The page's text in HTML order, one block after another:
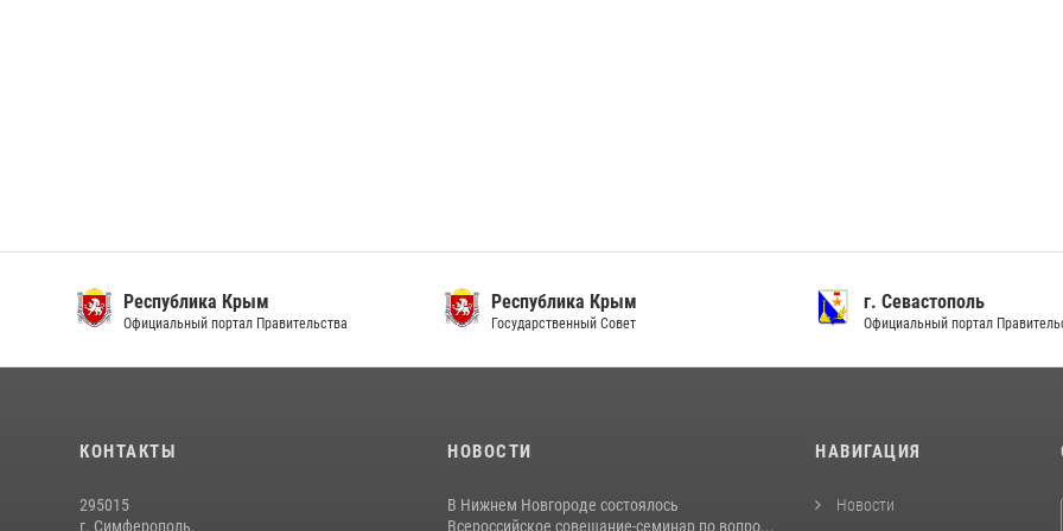
Республика Крым
Официальный портал Правительства
Республика Крым
Государственный Совет
г. Севастополь
Официальный портал
КОНТАКТЫ
295015
г. Симферополь,
НОВОСТИ
В Нижнем Новгороде состоялось
Всероссийское совещание-семинар по вопро...
НАВИГАЦИЯ
Новости